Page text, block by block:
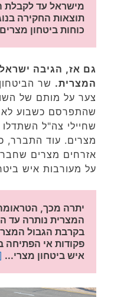
כוחות ביטחון
גם אז, הגיבה
המצרית. שר
צער על מותם של
שהתפרסם כשבוע
שחיילי צה"ל השתדלו
מצרים. עוד התברר,
אזרחים מצרים
על מעורבות איש
איש ביטחון מצרי...